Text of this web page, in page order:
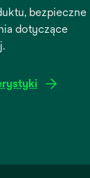
bezpieczne
dotyczące